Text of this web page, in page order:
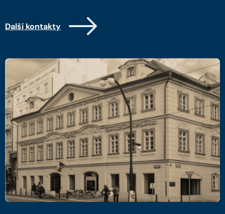
Další kontakty